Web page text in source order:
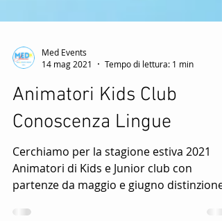
14 mag 2021
Tempo di lettura: 1 min
Animatori Kids Club
Conoscenza Lingue
Cerchiamo per la stagione estiva 2021
Animatori di Kids e Junior club con
partenze da maggio e giugno distinzione